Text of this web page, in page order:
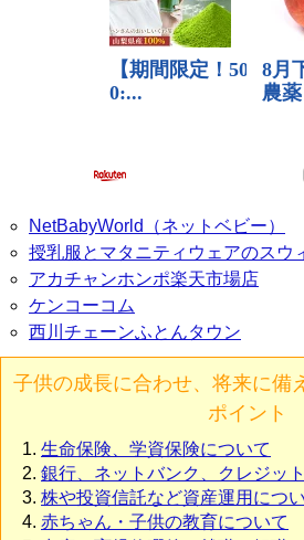
NetBabyWorld（ネットベビー）
授乳服とマタニティウェアのスウ
アカチャンホンポ楽天市場店
ケンコーコム
西川チェーンふとんタウン
子供の成長に合わせ、将来に備
ポイント
生命保険、学資保険について
銀行、ネットバンク、クレジッ
株や投資信託など資産運用につ
赤ちゃん・子供の教育について